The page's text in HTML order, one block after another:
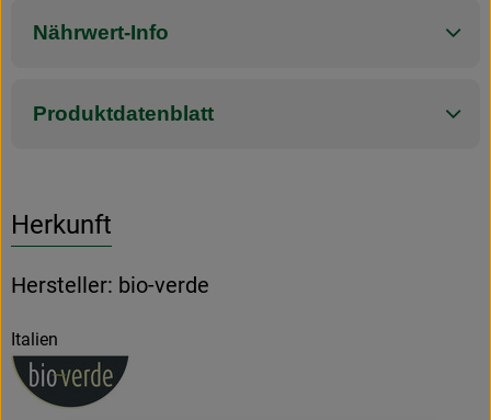
Nährwert-Info
Produktdatenblatt
Herkunft
Hersteller: bio-verde
Italien